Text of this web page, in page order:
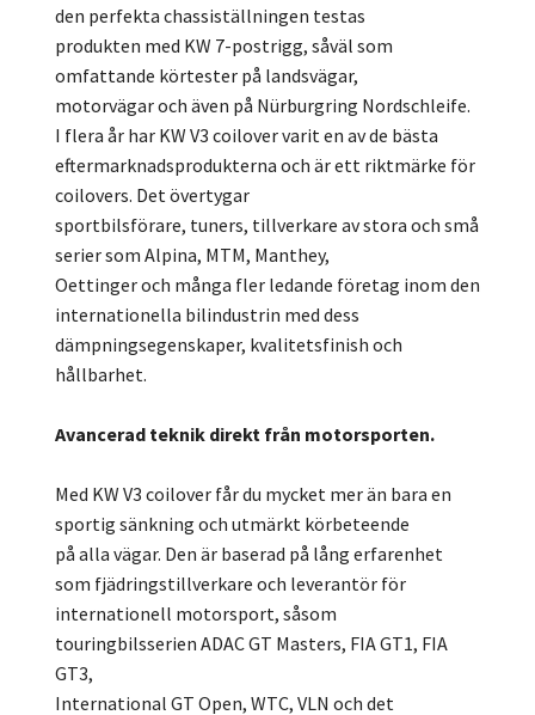
den perfekta chassiställningen testas
produkten med KW 7-postrigg, såväl som
omfattande körtester på landsvägar,
motorvägar och även på Nürburgring Nordschleife.
I flera år har KW V3 coilover varit en av de bästa
eftermarknadsprodukterna och är ett riktmärke för
coilovers. Det övertygar
sportbilsförare, tuners, tillverkare av stora och små
serier som Alpina, MTM, Manthey,
Oettinger och många fler ledande företag inom den
internationella bilindustrin med dess
dämpningsegenskaper, kvalitetsfinish och
hållbarhet.
Avancerad teknik direkt från motorsporten.
Med KW V3 coilover får du mycket mer än bara en
sportig sänkning och utmärkt körbeteende
på alla vägar. Den är baserad på lång erfarenhet
som fjädringstillverkare och leverantör för
internationell motorsport, såsom
touringbilsserien ADAC GT Masters, FIA GT1, FIA
GT3,
International GT Open, WTC, VLN och det